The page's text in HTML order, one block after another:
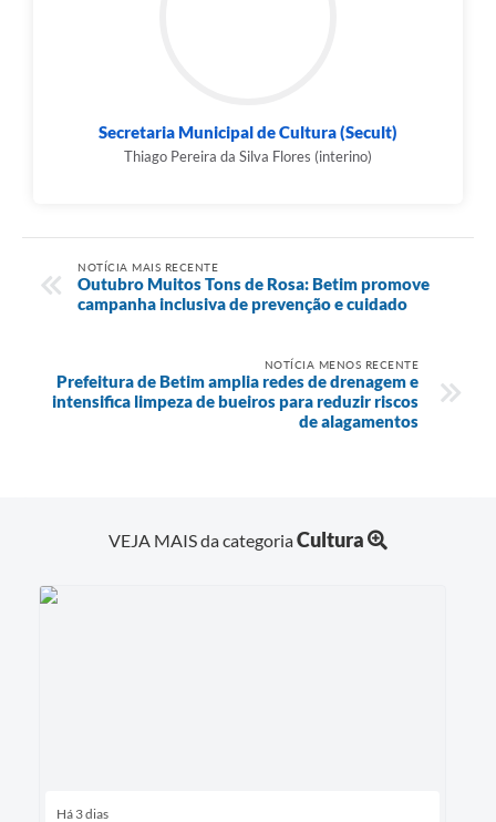
Secretaria Municipal de Cultura (Secult)
Thiago Pereira da Silva Flores (interino)
NOTÍCIA MAIS RECENTE
Outubro Muitos Tons de Rosa: Betim promove
campanha inclusiva de prevenção e cuidado
NOTÍCIA MENOS RECENTE
Prefeitura de Betim amplia redes de drenagem e
intensifica limpeza de bueiros para reduzir riscos
de alagamentos
VEJA MAIS da categoriaCultura
Há 3 dias